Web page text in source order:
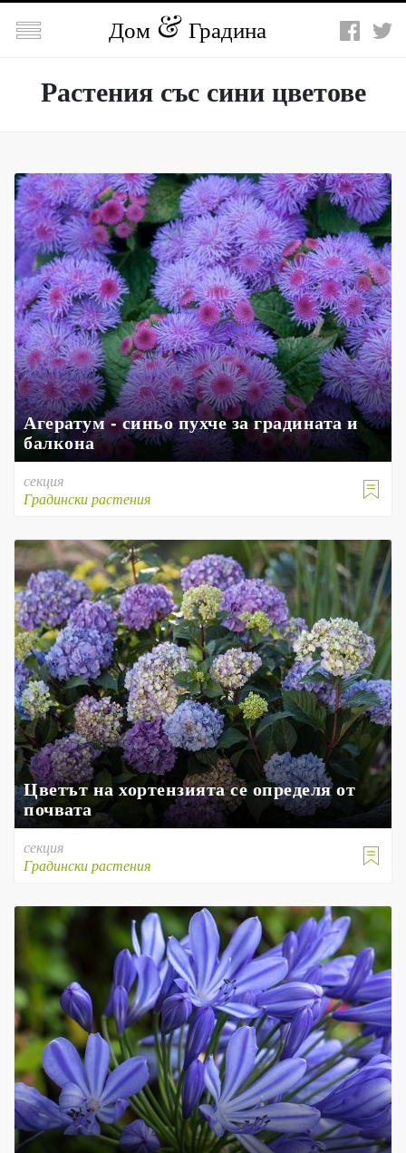
 Дом Градина
Растения със сини цветове
Агератум - синьо пухче за градината и
балкона

секция
Градински растения
Цветът на хортензията се определя от
почвата

секция
Градински растения